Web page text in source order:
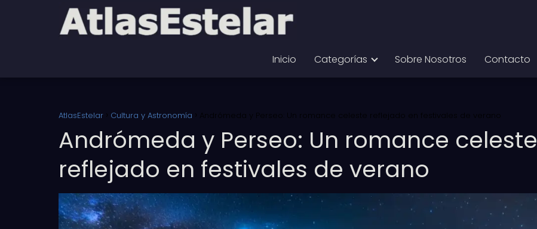
Inicio Categorías Sobre Nosotros Contacto
AtlasEstelar Cultura y Astronomía Andrómeda y Perseo: Un romance celeste reflejado en festivales de verano
Andrómeda y Perseo: Un romance celeste
reflejado en festivales de verano